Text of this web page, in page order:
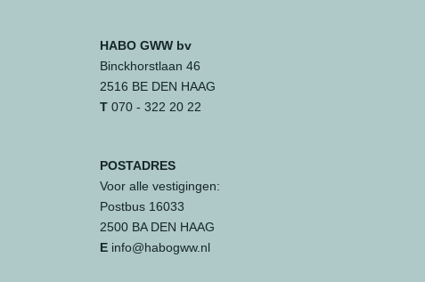
HABO GWW bv
Binckhorstlaan 46
2516 BE DEN HAAG
T 070 - 322 20 22
POSTADRES
Voor alle vestigingen:
Postbus 16033
2500 BA DEN HAAG
E info@habogww.nl